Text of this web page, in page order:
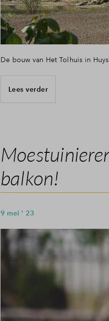
De bouw van Het Tolhuis in
Lees verder
balkon!
9 mei ' 23